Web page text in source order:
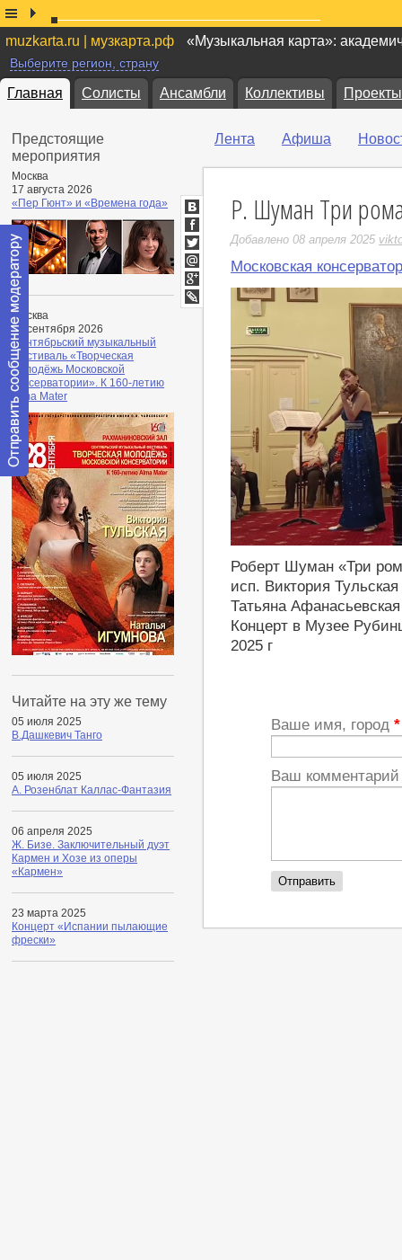
muzkarta.ru | музкарта.рф «Музыкальная карта»:
Выберите регион, страну
Главная Солисты Ансамбли Коллективы Проекты
Предстоящие
мероприятия
Москва
17 августа 2026
«Пер Гюнт» и «Времена года»
Москва
28 сентября 2026
Сентябрьский музыкальный
фестиваль «Творческая
молодёжь Московской
консерватории». К 160-летию
Alma Mater
Читайте на эту же тему
05 июля 2025
В.Дашкевич Танго
05 июля 2025
А. Розенблат Каллас-Фантазия
06 апреля 2025
Ж. Бизе. Заключительный дуэт
Кармен и Хозе из оперы
«Кармен»
23 марта 2025
Концерт «Испании пылающие
фрески»
Лента Афиша
Р. Шуман Три
Добавлено 08 апреля 2025
Московская
Роберт Шуман «Три
исп. Виктория
Татьяна
Концерт в Музее
2025 г
ВКонтакте
Facebook
Twitter
Мой
Мир
Google+
LiveJournal
Ваше имя, город *
Ваш
Отправить
сообщение
модератору